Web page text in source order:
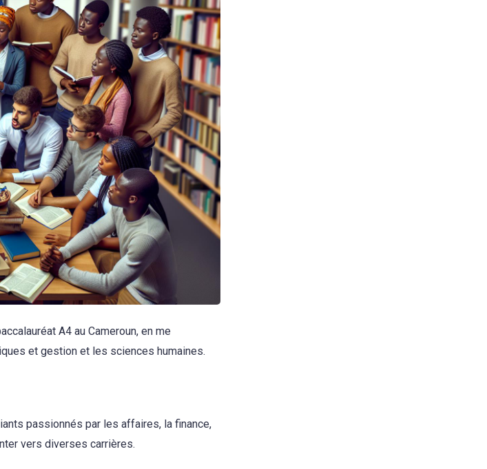
A4 au Cameroun, en me
et gestion et les sciences humaines.
passionnés par les affaires, la finance,
vers diverses carrières.